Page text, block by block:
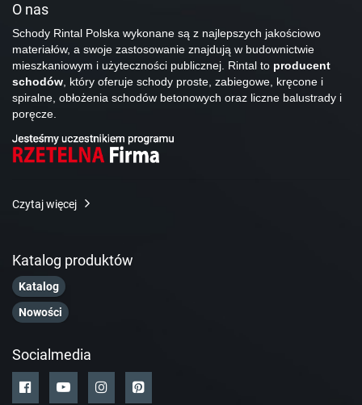
O nas
Schody Rintal Polska wykonane są z najlepszych jakościowo
materiałów, a swoje zastosowanie znajdują w budownictwie
mieszkaniowym i użyteczności publicznej. Rintal to producent
schodów, który oferuje schody proste, zabiegowe, kręcone i
spiralne, obłożenia schodów betonowych oraz liczne balustrady i
poręcze.
Czytaj więcej
Katalog produktów
Katalog
Nowości
Socialmedia